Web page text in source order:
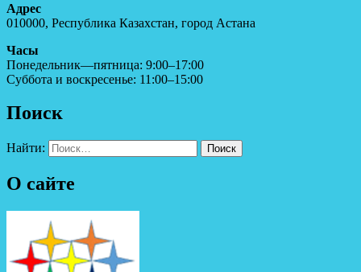
Адрес
010000, Республика Казахстан, город Астана
Часы
Понедельник—пятница: 9:00–17:00
Суббота и воскресенье: 11:00–15:00
Поиск
Найти:
О сайте